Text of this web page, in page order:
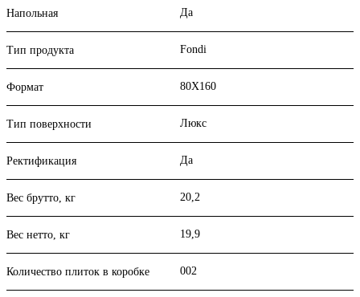
Напольная Да
Тип продукта Fondi
Формат 80X160
Тип поверхности Люкс
Ректификация Да
Вес брутто, кг 20,2
Вес нетто, кг 19,9
Количество плиток в коробке 002